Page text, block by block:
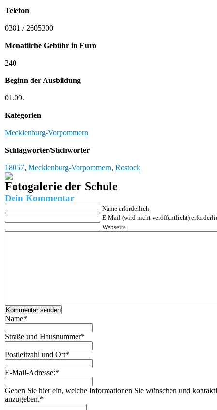
Telefon
0381 / 2605300
Monatliche Gebühr in Euro
240
Beginn der Ausbildung
01.09.
Kategorien
Mecklenburg-Vorpommern
Schlagwörter/Stichwörter
18057, Mecklenburg-Vorpommern, Rostock
Fotogalerie der Schule
Dein Kommentar
Name erforderlich
E-Mail (wird nicht veröffentlicht)
Webseite
Name*
Straße und Hausnummer*
Postleitzahl und Ort*
E-Mail-Adresse:*
Geben Sie hier ein, welche Informationen Sie wünschen und
anzugeben.*